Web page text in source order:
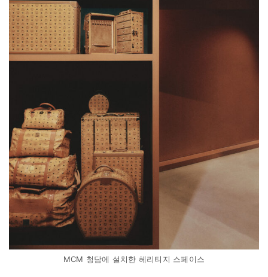
MCM 청담에 설치한 헤리티지 스페이스